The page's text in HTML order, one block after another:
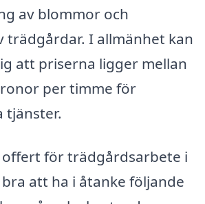
av blommor och
trädgårdar. I allmänhet kan
att priserna ligger mellan
per timme för
tjänster.
för trädgårdsarbete i
att ha i åtanke följande